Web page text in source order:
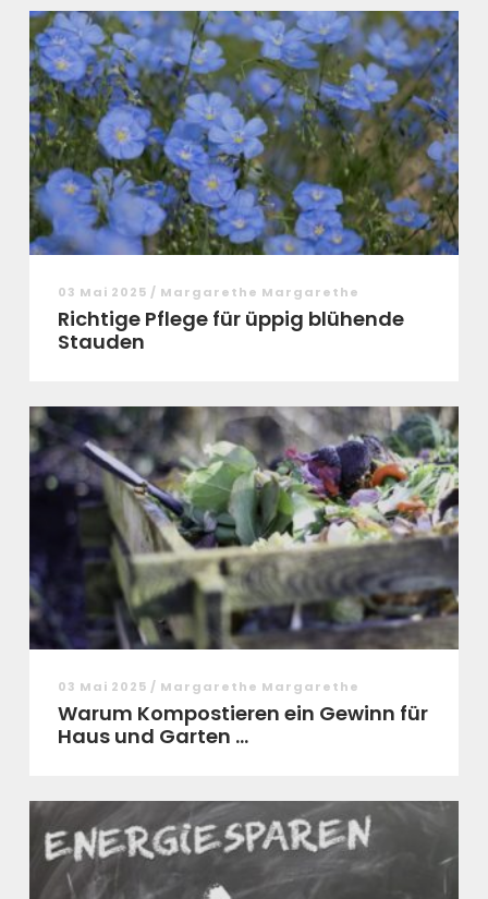
03 Mai 2025 / Margarethe Margarethe
Richtige Pflege für üppig blühende
Stauden
03 Mai 2025 / Margarethe Margarethe
Warum Kompostieren ein Gewinn für
Haus und Garten ...